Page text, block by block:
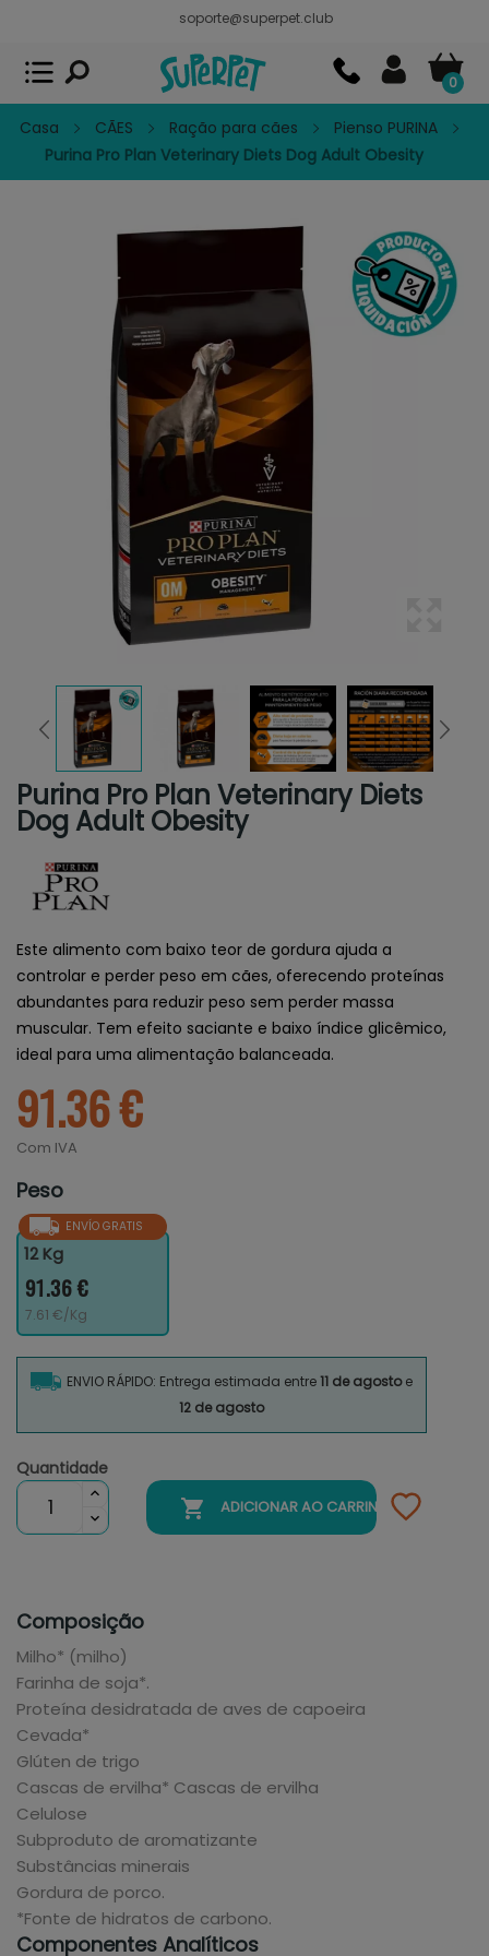
soporte@superpet.club
0
Casa CÃES Ração para cães
Pienso PURINA
Purina Pro Plan Veterinary Diets Dog Adult Obesity
Purina Pro Plan Veterinary Diets
Dog Adult Obesity
Este alimento com baixo teor de gordura ajuda a
controlar e perder peso em cães, oferecendo proteínas
abundantes para reduzir peso sem perder massa
muscular. Tem efeito saciante e baixo índice glicêmico,
ideal para uma alimentação balanceada.
91.36 €
Com IVA
Peso
ENVÍO GRATIS
12 Kg
91.36 €
7.61 €/Kg
ENVIO RÁPIDO: Entrega estimada entre11 de agostoe
12 de agosto
Quantidade
 ADICIONAR AO CARRINHO
Composição
Milho* (milho)
Farinha de soja*.
Proteína desidratada de aves de capoeira
Cevada*
Glúten de trigo
Cascas de ervilha* Cascas de ervilha
Celulose
Subproduto de aromatizante
Substâncias minerais
Gordura de porco.
*Fonte de hidratos de carbono.
Componentes Analíticos
Superpet, comida para mascotas
APP GRATIS - En Google Play